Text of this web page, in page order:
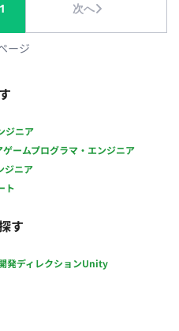
ョンメンバーのスケジュール
ケジュール調整 ・社内外との
守運用 ■チーム体制 ・アート
し インフラ ・該当なし ■働
稼働：一部リモート（週3日出
1 次へ
ージ
ジニア
ゲームプログラマ・エンジニア
ジニア
ト
す
発ディレクションUnity